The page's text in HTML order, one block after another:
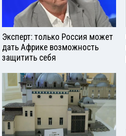
Эксперт: только Россия может
дать Африке возможность
защитить себя